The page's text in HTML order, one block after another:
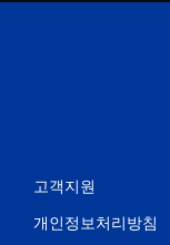
고객지원
개인정보처리방침